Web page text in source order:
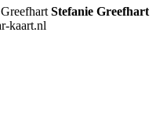
Stefanie Greefhart
kaart.nl